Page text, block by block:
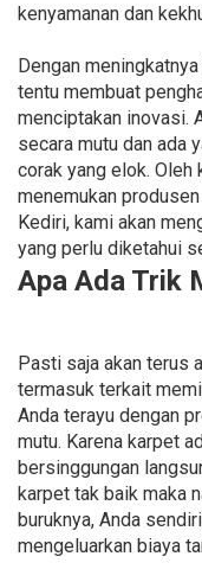
kenyamanan dan
Dengan
tentu membuat
menciptakan inovasi.
secara mutu dan ada
corak yang elok. Oleh
menemukan
Kediri, kami akan
yang perlu diketahui
Apa Ada Trik
Pasti saja akan terus
termasuk terkait
Anda terayu dengan
mutu. Karena karpet
bersinggungan
karpet tak baik maka
buruknya, Anda
mengeluarkan biaya